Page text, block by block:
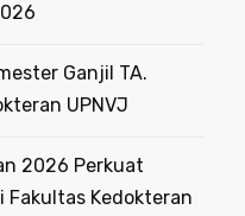
Ganjil TA.
UPNVJ
2026 Perkuat
Fakultas Kedokteran